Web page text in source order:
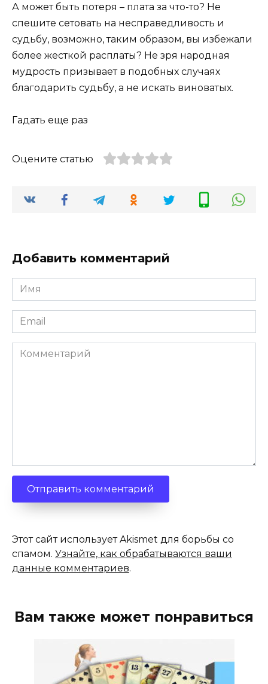
А может быть потеря – плата за что-то? Не
спешите сетовать на несправедливость и
судьбу, возможно, таким образом, вы избежали
более жесткой расплаты? Не зря народная
мудрость призывает в подобных случаях
благодарить судьбу, а не искать виноватых.
Гадать еще раз
Оцените статью
Добавить комментарий
Имя
*
Email
*
Комментарий
Этот сайт использует Akismet для борьбы со
спамом. Узнайте, как обрабатываются ваши
данные комментариев.
Вам также может понравиться